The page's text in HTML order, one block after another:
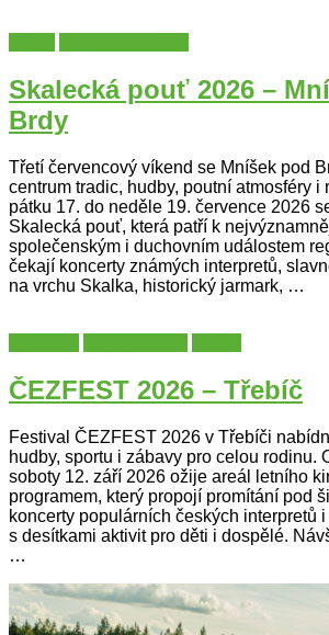
Skalecká pouť 2026 –
Brdy
Třetí červencový víkend se Mníšek pod
centrum tradic, hudby, poutní atmosféry i
pátku 17. do neděle 19. července 2026
Skalecká pouť, která patří k
společenským i duchovním událostem
čekají koncerty známých interpretů,
na vrchu Skalka, historický jarmark, …
ČEZFEST 2026 – Třebíč
Festival ČEZFEST 2026 v Třebíči
hudby, sportu i zábavy pro celou rodinu.
soboty 12. září 2026 ožije areál letního
programem, který propojí promítání pod
koncerty populárních českých interpretů
s desítkami aktivit pro děti i dospělé.
…